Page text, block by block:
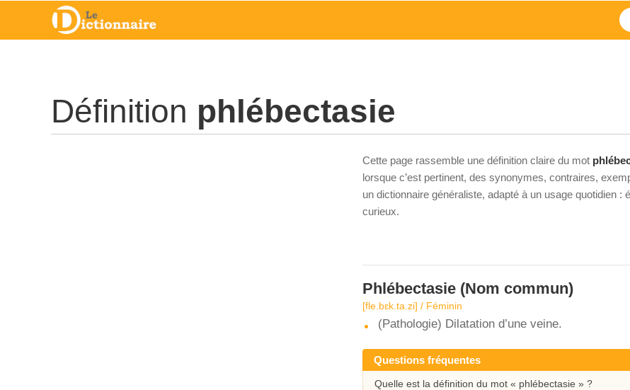
Définition phlébectasie
Cette page rassemble une définition claire du mot
lorsque c’est pertinent, des synonymes, contraires,
un dictionnaire généraliste, adapté à un usage quotidien
curieux.
Phlébectasie (Nom commun)
[fle.bɛk.ta.zi] / Féminin
(Pathologie) Dilatation d’une veine.
Questions fréquentes
Quelle est la définition du mot « phlébectasie » ?